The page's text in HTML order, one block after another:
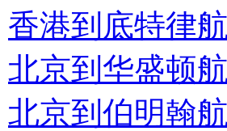
香港到底特律
北京到华盛顿
北京到伯明翰